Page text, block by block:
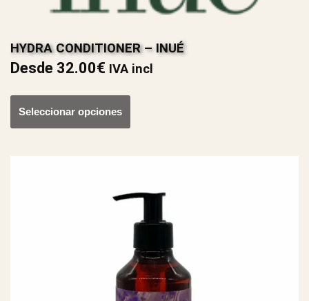
HYDRA CONDITIONER – INUÉ
Desde 32.00€ IVA incl
Seleccionar opciones